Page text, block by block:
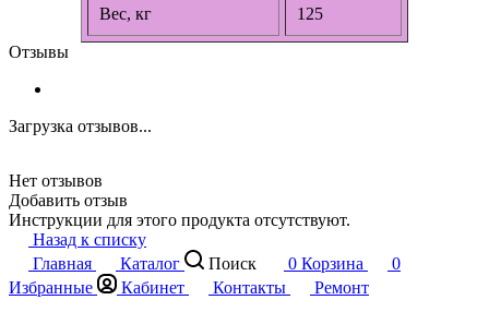
Вес, кг 125
Отзывы
Загрузка отзывов...
Нет отзывов
Добавить отзыв
Инструкции для этого продукта отсутствуют.
Назад к списку
Главная
Каталог Поиск 0 Корзина
0
Избранные
Кабинет Контакты Ремонт